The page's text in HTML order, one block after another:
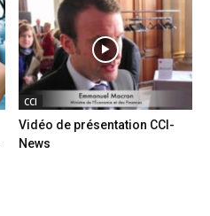
CCI
Vidéo de présentation CCI-
News